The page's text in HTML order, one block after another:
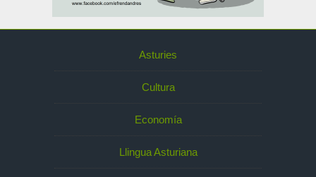
Asturies
Cultura
Economía
Llingua Asturiana